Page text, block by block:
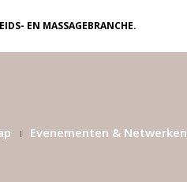
EN MASSAGEBRANCHE.
Evenementen & Netwerken